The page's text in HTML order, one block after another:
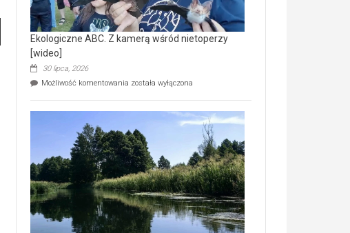
Ekologiczne ABC. Z kamerą wśród nietoperzy
[wideo]
30 lipca, 2026
Możliwość komentowania Ekologiczne
wśród
nietoperzy
[wideo]
została wyłączona